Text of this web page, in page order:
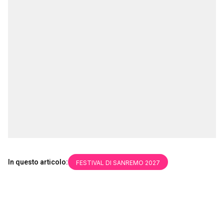
In questo articolo: FESTIVAL DI SANREMO 2027